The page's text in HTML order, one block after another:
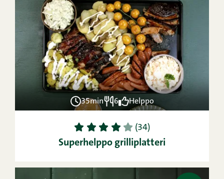
35min 6 Helppo
1 2 3 4 5 (34)
Superhelppo grilliplatteri